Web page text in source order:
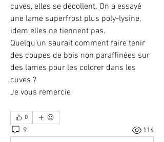
cuves, elles se décollent. On a essayé
une lame superfrost plus poly-lysine,
idem elles ne tiennent pas.
Quelqu'un saurait comment faire tenir
des coupes de bois non paraffinées sur
des lames pour les colorer dans les
cuves ?
Je vous remercie
0
9 114